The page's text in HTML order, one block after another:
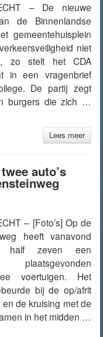
– De nieuwe
de Binnenlandse
gemeentehuisplein
niet
zo stelt het CDA
in een vragenbrief
De partij zegt
burgers die zich …
Lees meer
auto’s
– [Foto’s] Op de
heeft vanavond
half zeven een
plaatsgevonden
voertuigen. Het
bij de op/afrit
de kruising met de
in het midden …